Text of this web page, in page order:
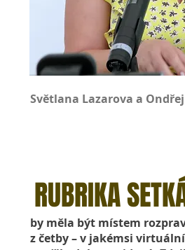
Světlana Lazarova a
RUBRIKA
by měla být místem
z četby – v jakémsi